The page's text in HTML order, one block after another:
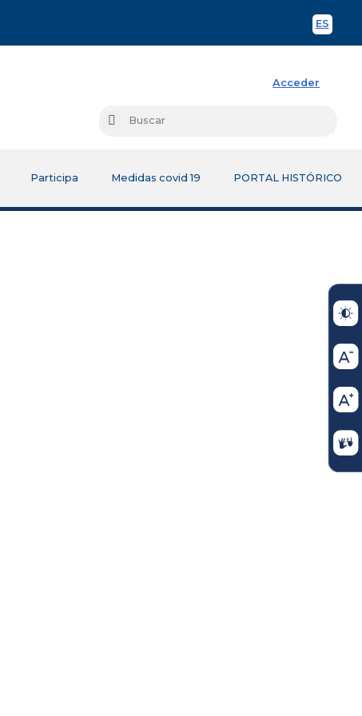
ES
Acceder
Buscar
Participa Medidas covid 19 PORTAL HISTÓRICO